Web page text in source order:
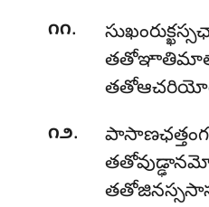
౧౧.
౧౨.